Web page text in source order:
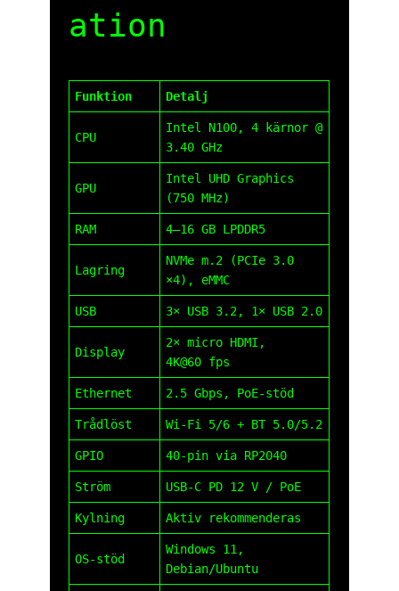
ation
Funktion Detalj
CPU
Intel N100, 4 kärnor @
3.40 GHz
GPU
Intel UHD Graphics
(750 MHz)
RAM 4–16 GB LPDDR5
Lagring
NVMe m.2 (PCIe 3.0
×4), eMMC
USB 3× USB 3.2, 1× USB 2.0
Display
2× micro HDMI,
4K@60 fps
Ethernet 2.5 Gbps, PoE-stöd
Trådlöst Wi‑Fi 5/6 + BT 5.0/5.2
GPIO 40-pin via RP2040
Ström USB‑C PD 12 V / PoE
Kylning Aktiv rekommenderas
OS-stöd
Windows 11,
Debian/Ubuntu